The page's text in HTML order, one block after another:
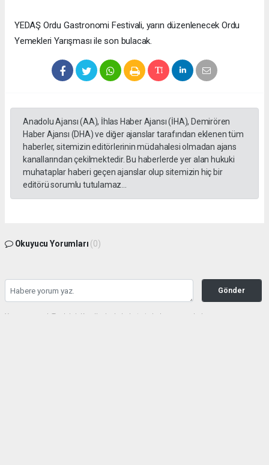
YEDAŞ Ordu Gastronomi Festivali, yarın düzenlenecek Ordu
Yemekleri Yarışması ile son bulacak.
Anadolu Ajansı (AA), İhlas Haber Ajansı (İHA), Demirören
Haber Ajansı (DHA) ve diğer ajanslar tarafından eklenen tüm
haberler, sitemizin editörlerinin müdahalesi olmadan ajans
kanallarından çekilmektedir. Bu haberlerde yer alan hukuki
muhataplar haberi geçen ajanslar olup sitemizin hiç bir
editörü sorumlu tutulamaz...
Okuyucu Yorumları (0)
Gönder
Yorum yazarak Topluluk Kuralları’nı kabul etmiş bulunuyor ve haberunye.com